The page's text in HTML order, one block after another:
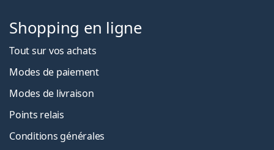
Shopping en ligne
Tout sur vos achats
Modes de paiement
Modes de livraison
Points relais
Conditions générales